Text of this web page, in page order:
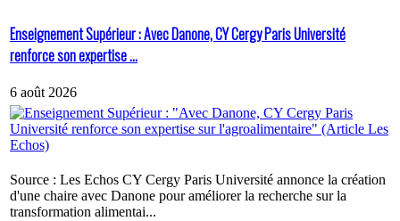
Enseignement Supérieur : Avec Danone, CY Cergy Paris Université
renforce son expertise ...
6 août 2026
Source : Les Echos CY Cergy Paris Université annonce la création
d'une chaire avec Danone pour améliorer la recherche sur la
transformation alimentai...